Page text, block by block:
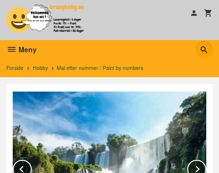
innholdet
Meny
Forside Hobby Mal etter nummer / Paint by numbers
Prev